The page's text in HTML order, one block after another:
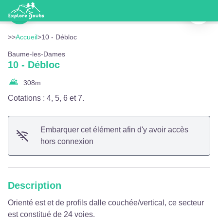
10 - Débloc
Voir l'image en plein écran
>>Accueil>10 - Débloc
Baume-les-Dames
10 - Débloc
308m
Cotations : 4, 5, 6 et 7.
Embarquer cet élément afin d'y avoir accès
hors connexion
Description
Orienté est et de profils dalle couchée/vertical, ce secteur
est constitué de 24 voies.